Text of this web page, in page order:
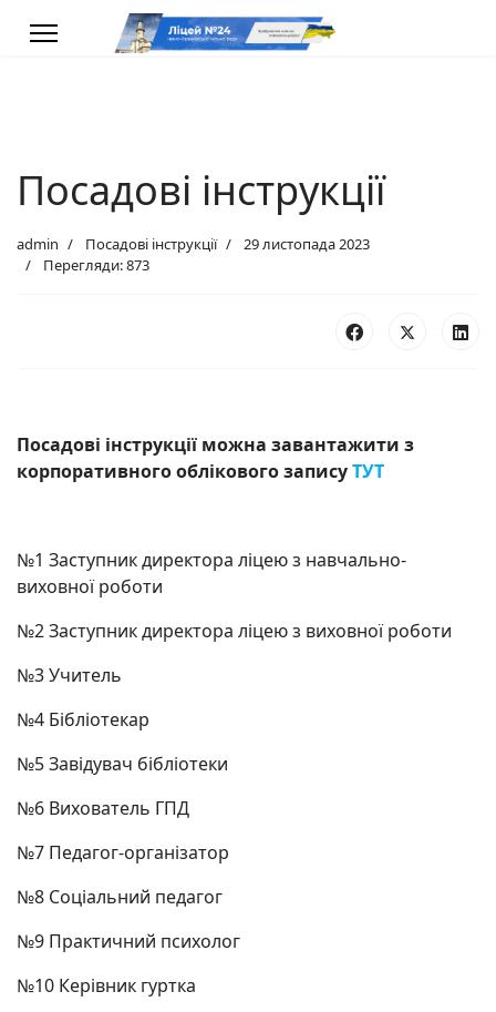
Посадові інструкції
admin Посадові інструкції
29 листопада 2023
Перегляди: 873
Посадові інструкції можна завантажити з
корпоративного облікового записуТУТ
№1 Заступник директора ліцею з навчально-
виховної роботи
№2 Заступник директора ліцею з виховної роботи
№3 Учитель
№4 Бібліотекар
№5 Завідувач бібліотеки
№6 Вихователь ГПД
№7 Педагог-організатор
№8 Соціальний педагог
№9 Практичний психолог
№10 Керівник гуртка